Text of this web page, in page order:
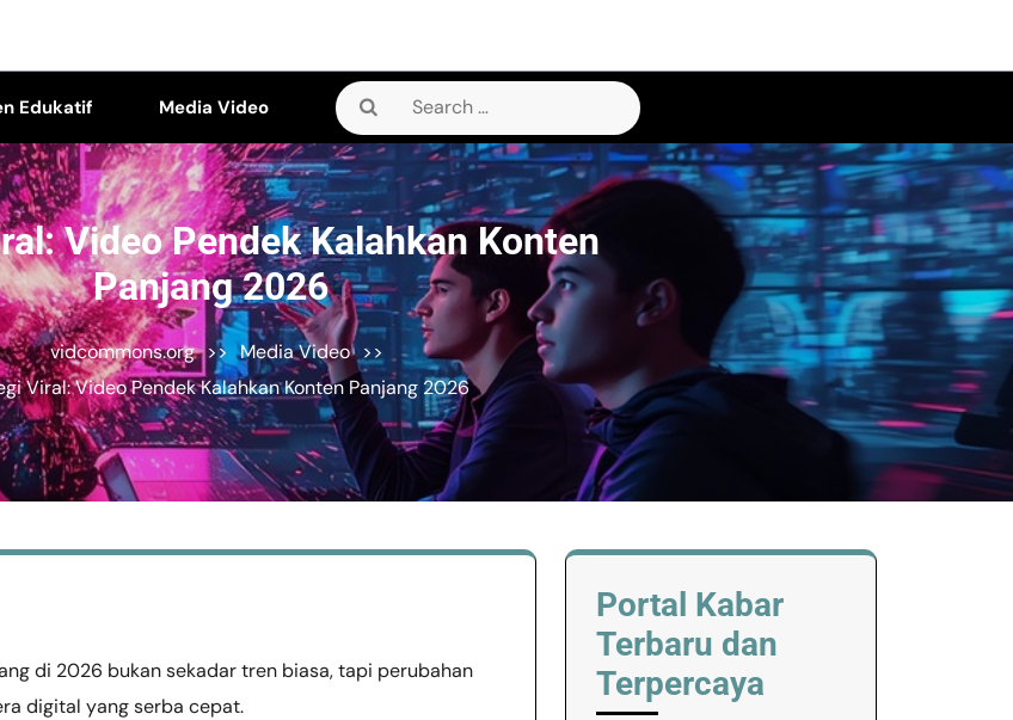
Edukatif Media Video
Search
for:
Video Pendek Kalahkan Konten
Panjang 2026
vidcommons.org >> Media Video >>
Viral: Video Pendek Kalahkan Konten Panjang 2026
di 2026 bukan sekadar tren biasa, tapi perubahan
digital yang serba cepat.
Portal Kabar
Terbaru dan
Terpercaya